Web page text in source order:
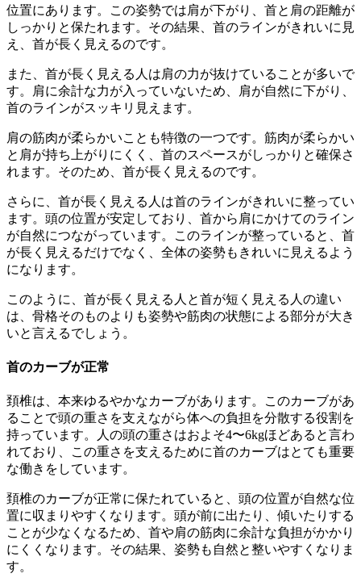
位置にあります。この姿勢では肩が下がり、首と肩の距離が
しっかりと保たれます。その結果、首のラインがきれいに見
え、首が長く見えるのです。
また、首が長く見える人は肩の力が抜けていることが多いで
す。肩に余計な力が入っていないため、肩が自然に下がり、
首のラインがスッキリ見えます。
肩の筋肉が柔らかいことも特徴の一つです。筋肉が柔らかい
と肩が持ち上がりにくく、首のスペースがしっかりと確保さ
れます。そのため、首が長く見えるのです。
さらに、首が長く見える人は首のラインがきれいに整ってい
ます。頭の位置が安定しており、首から肩にかけてのライン
が自然につながっています。このラインが整っていると、首
が長く見えるだけでなく、全体の姿勢もきれいに見えるよう
になります。
このように、首が長く見える人と首が短く見える人の違い
は、骨格そのものよりも姿勢や筋肉の状態による部分が大き
いと言えるでしょう。
首のカーブが正常
頚椎は、本来ゆるやかなカーブがあります。このカーブがあ
ることで頭の重さを支えながら体への負担を分散する役割を
持っています。人の頭の重さはおよそ4〜6kgほどあると言わ
れており、この重さを支えるために首のカーブはとても重要
な働きをしています。
頚椎のカーブが正常に保たれていると、頭の位置が自然な位
置に収まりやすくなります。頭が前に出たり、傾いたりする
ことが少なくなるため、首や肩の筋肉に余計な負担がかかり
にくくなります。その結果、姿勢も自然と整いやすくなりま
す。